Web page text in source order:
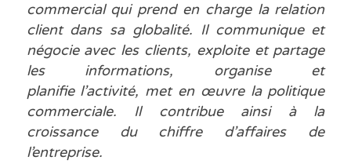
commercial qui prend en charge la relation
client dans sa globalité. Il communique et
négocie avec les clients, exploite et partage
les informations, organise et
planifie l’activité, met en œuvre la politique
commerciale. Il contribue ainsi à la
croissance du chiffre d’affaires de
l’entreprise.